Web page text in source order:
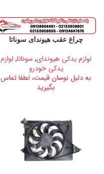
چراغ عقب هیوندای سوناتا
لوازم یدکی هیوندای, سوناتا, لوازم
یدکی خودرو
به دلیل نوسان قیمت، لطفا تماس
بگیرید